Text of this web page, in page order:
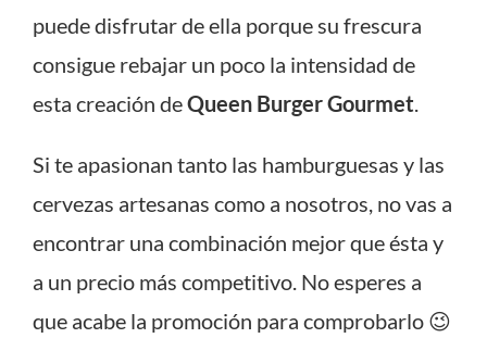
puede disfrutar de ella porque su frescura
consigue rebajar un poco la intensidad de
esta creación deQueen Burger Gourmet.
Si te apasionan tanto las hamburguesas y las
cervezas artesanas como a nosotros, no vas a
encontrar una combinación mejor que ésta y
a un precio más competitivo. No esperes a
que acabe la promoción para comprobarlo 😉